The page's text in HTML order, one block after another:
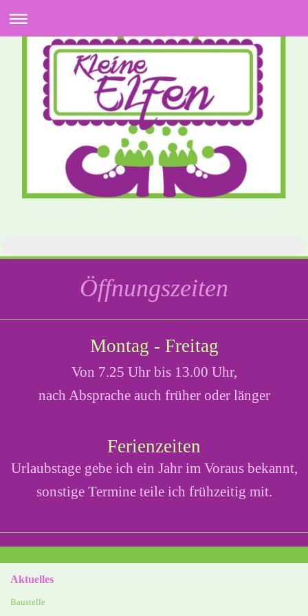
Öffnungszeiten
Montag - Freitag
Von 7.25 Uhr bis 13.00 Uhr,
nach Absprache auch früher oder länger
Ferienzeiten
Urlaubstage gebe ich ein Jahr im Voraus bekannt,
sonstige Termine teile ich frühzeitig mit.
Aktuelles
Baustelle